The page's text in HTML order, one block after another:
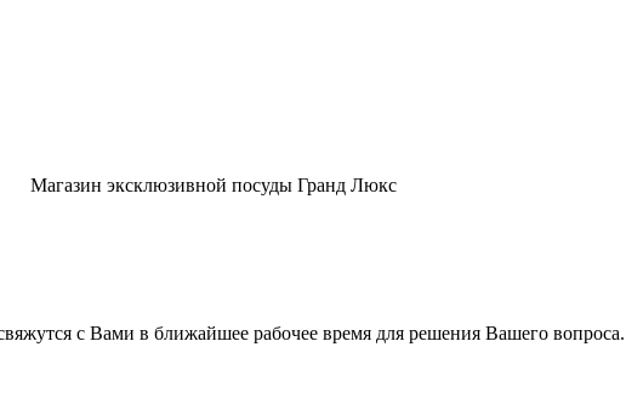
Магазин эксклюзивной посуды Гранд Люкс
с Вами в ближайшее рабочее время для решения Вашего вопроса.